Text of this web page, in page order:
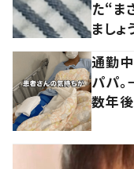
た“ま
ましょ
通勤
パパ
数年